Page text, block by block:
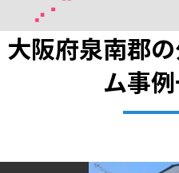
大阪府泉南郡
ム事